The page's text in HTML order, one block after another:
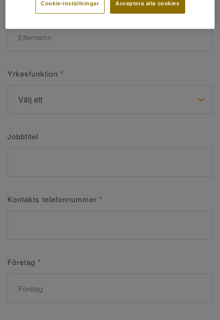
Efternamn*
Yrkesfunktion *
Jobbtitel
Kontakts telefonnummer *
Företag *
Acceptera alla cookies
Cookie-inställningar